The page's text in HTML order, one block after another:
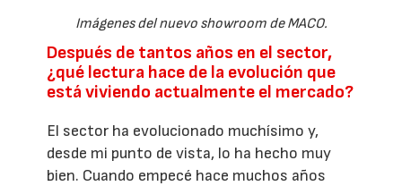
Imágenes del nuevo showroom de MACO.
Después de tantos años en el sector,
¿qué lectura hace de la evolución que
está viviendo actualmente el mercado?
El sector ha evolucionado muchísimo y,
desde mi punto de vista, lo ha hecho muy
bien. Cuando empecé hace muchos años